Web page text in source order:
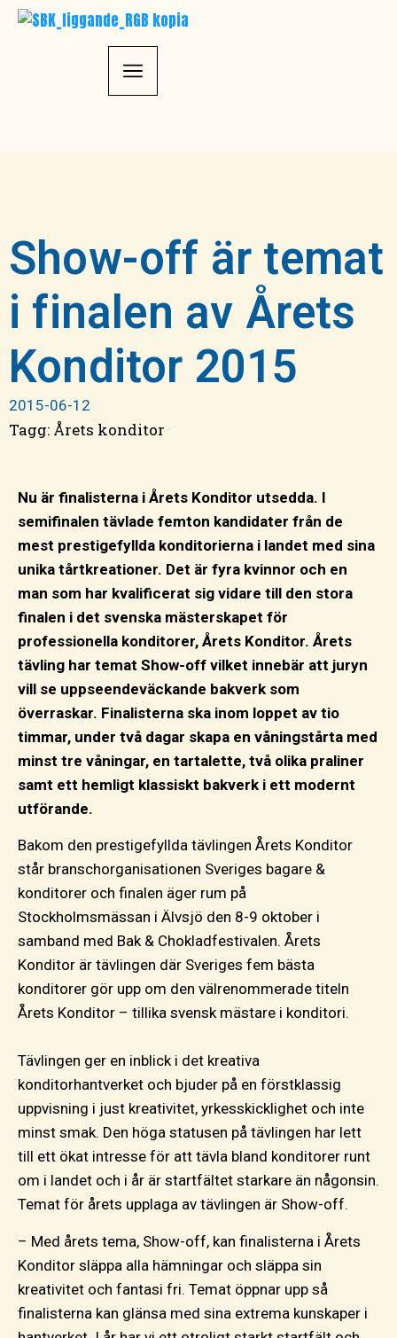
Show-off är temat
i finalen av Årets
Konditor 2015
2015-06-12
Tagg: Årets konditor
Nu är finalisterna i Årets Konditor utsedda. I
semifinalen tävlade femton kandidater från de
mest prestigefyllda konditorierna i landet med sina
unika tårtkreationer. Det är fyra kvinnor och en
man som har kvalificerat sig vidare till den stora
finalen i det svenska mästerskapet för
professionella konditorer, Årets Konditor. Årets
tävling har temat Show-off vilket innebär att juryn
vill se uppseendeväckande bakverk som
överraskar. Finalisterna ska inom loppet av tio
timmar, under två dagar skapa en våningstårta med
minst tre våningar, en tartalette, två olika praliner
samt ett hemligt klassiskt bakverk i ett modernt
utförande.
Bakom den prestigefyllda tävlingen Årets Konditor
står branschorganisationen Sveriges bagare &
konditorer och finalen äger rum på
Stockholmsmässan i Älvsjö den 8-9 oktober i
samband med Bak & Chokladfestivalen. Årets
Konditor är tävlingen där Sveriges fem bästa
konditorer gör upp om den välrenommerade titeln
Årets Konditor – tillika svensk mästare i konditori.
Tävlingen ger en inblick i det kreativa
konditorhantverket och bjuder på en förstklassig
uppvisning i just kreativitet, yrkesskicklighet och inte
minst smak. Den höga statusen på tävlingen har lett
till ett ökat intresse för att tävla bland konditorer runt
om i landet och i år är startfältet starkare än någonsin.
Temat för årets upplaga av tävlingen är Show-off.
– Med årets tema, Show-off, kan finalisterna i Årets
Konditor släppa alla hämningar och släppa sin
kreativitet och fantasi fri. Temat öppnar upp så
finalisterna kan glänsa med sina extrema kunskaper i